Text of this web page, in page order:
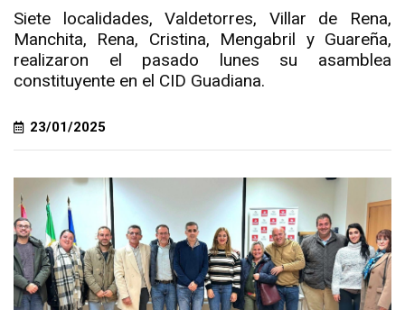
Siete localidades, Valdetorres, Villar de Rena,
Manchita, Rena, Cristina, Mengabril y Guareña,
realizaron el pasado lunes su asamblea
constituyente en el CID Guadiana.
23/01/2025